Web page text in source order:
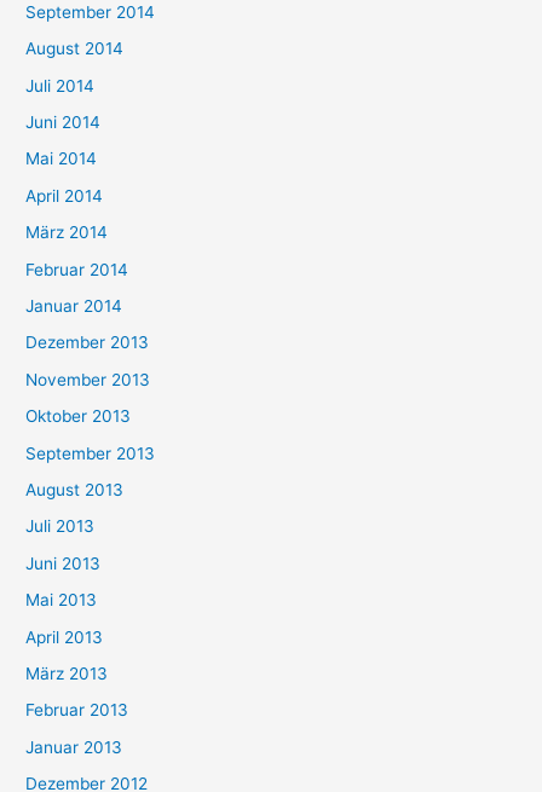
September 2014
August 2014
Juli 2014
Juni 2014
Mai 2014
April 2014
März 2014
Februar 2014
Januar 2014
Dezember 2013
November 2013
Oktober 2013
September 2013
August 2013
Juli 2013
Juni 2013
Mai 2013
April 2013
März 2013
Februar 2013
Januar 2013
Dezember 2012